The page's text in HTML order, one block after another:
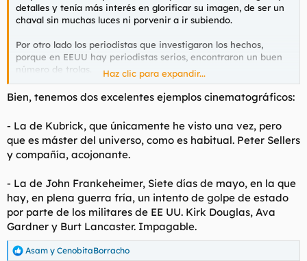
30 años de la epidemia de opioides desencadenada en Estados Unidos por la industria farmacéutica
30 años de la epidemia de opioides desencadenada en
Estados Unidos por la industria farmacéutica
www.rtve.es
detalles y tenía más interés en glorificar su imagen, de ser un
chaval sin muchas luces ni porvenir a ir subiendo.
Por otro lado los periodistas que investigaron los hechos,
porque en EEUU hay periodistas serios, encontraron un buen
número de trolas.
Todo en Vance es sospechoso, es un trepa, que a ver, saliendo
de la mierda uno lo entiende, pero sigue siendo un tio que ha
cambiado de ideas, de chaqueta, de apoyos, de confesión y
que vendería a su madre, de hecho lo hace, por echarse flores
encima y celebrar su medrar.
Haz clic para expandir...
Bien, tenemos dos excelentes ejemplos cinematográficos:
- La de Kubrick, que únicamente he visto una vez, pero
que es máster del universo, como es habitual. Peter Sellers
y compañía, acojonante.
- La de John Frankeheimer, Siete días de mayo, en la que
hay, en plena guerra fría, un intento de golpe de estado
por parte de los militares de EE UU. Kirk Douglas, Ava
Gardner y Burt Lancaster. Impagable.
R
Asam y CenobitaBorracho